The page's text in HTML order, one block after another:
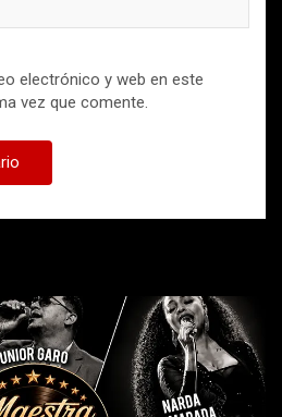
electrónico y web en este
vez que comente.